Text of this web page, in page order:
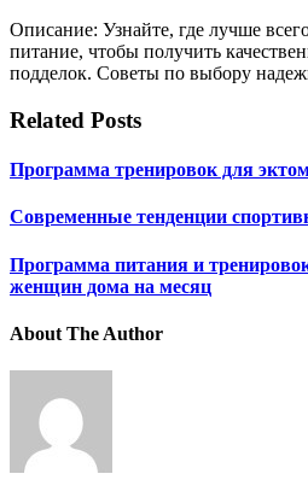
Описание: Узнайте, где лучше
питание, чтобы получить
подделок. Советы по выбору
Related Posts
Программа тренировок для
Современные тенденции
Программа питания и
женщин дома на месяц
About The Author